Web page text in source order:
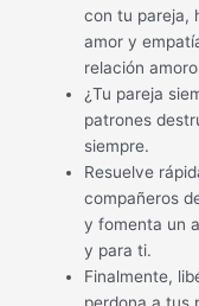
con tu pareja,
amor y
relación
¿Tu pareja
patrones
siempre.
Resuelve
compañeros
y fomenta un
y para ti.
Finalmente,
perdona a tus